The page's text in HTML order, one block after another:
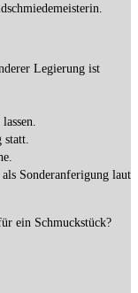
Legierung ist
Sonderanferigung laut
ein Schmuckstück?